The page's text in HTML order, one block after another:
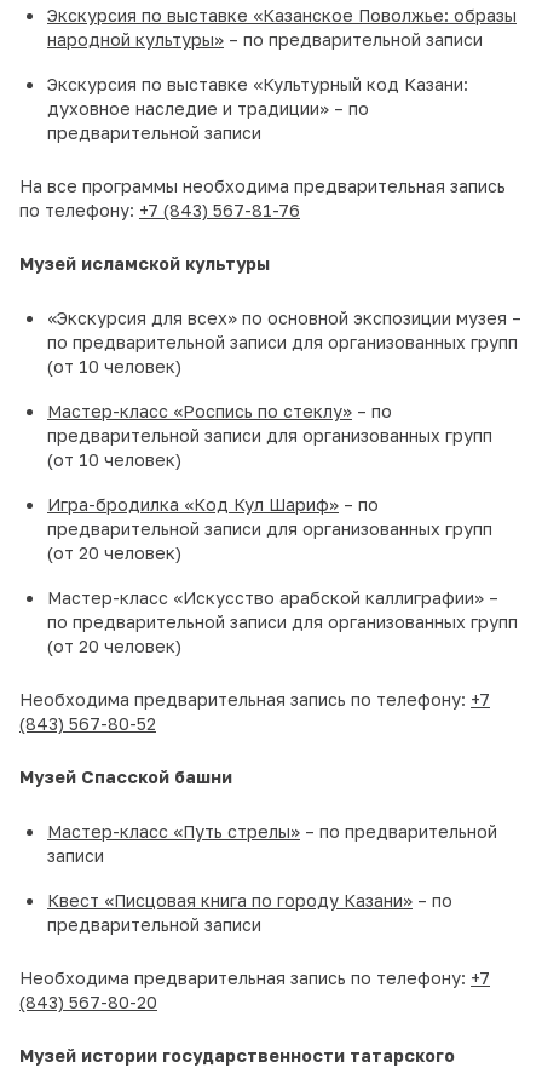
Экскурсия по выставке «Казанское Поволжье: образы
народной культуры» – по предварительной записи
Экскурсия по выставке «Культурный код Казани:
духовное наследие и традиции» – по
предварительной записи
На все программы необходима предварительная запись
по телефону: +7 (843) 567-81-76
Музей исламской культуры
«Экскурсия для всех» по основной экспозиции музея –
по предварительной записи для организованных групп
(от 10 человек)
Мастер-класс «Роспись по стеклу» – по
предварительной записи для организованных групп
(от 10 человек)
Игра-бродилка «Код Кул Шариф» – по
предварительной записи для организованных групп
(от 20 человек)
Мастер-класс «Искусство арабской каллиграфии» –
по предварительной записи для организованных групп
(от 20 человек)
Необходима предварительная запись по телефону: +7
(843) 567-80-52
Музей Спасской башни
Мастер-класс «Путь стрелы» – по предварительной
записи
Квест «Писцовая книга по городу Казани» – по
предварительной записи
Необходима предварительная запись по телефону: +7
(843) 567-80-20
Музей истории государственности татарского